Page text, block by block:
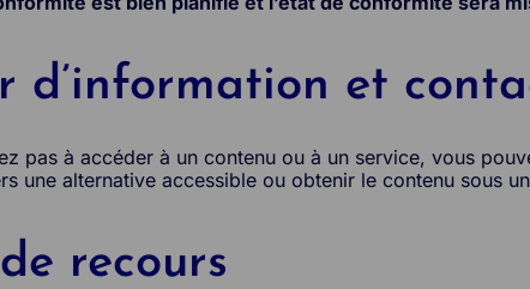
d’information et
pas à accéder à un contenu ou à un service, vous
une alternative accessible ou obtenir le contenu sous
recours